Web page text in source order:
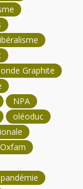
Graphite
NPA
oléoduc
Oxfam
pandémie